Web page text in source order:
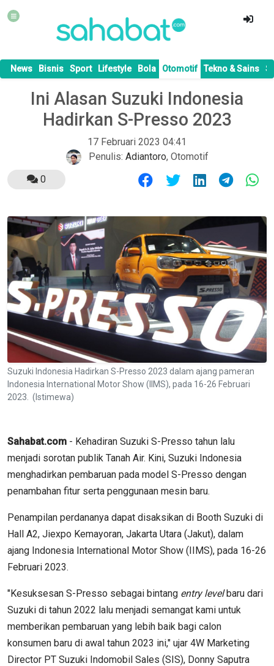
News Bisnis Sport Lifestyle Bola Otomotif Tekno & Sains
Ini Alasan Suzuki Indonesia
Hadirkan S-Presso 2023
17 Februari 2023 04:41
Penulis: Adiantoro, Otomotif
0
Suzuki Indonesia Hadirkan S-Presso 2023 dalam ajang pameran
Indonesia International Motor Show (IIMS), pada 16-26 Februari
2023. (Istimewa)
Sahabat.com - Kehadiran Suzuki S-Presso tahun lalu
menjadi sorotan publik Tanah Air. Kini, Suzuki Indonesia
menghadirkan pembaruan pada model S-Presso dengan
penambahan fitur serta penggunaan mesin baru.
Penampilan perdananya dapat disaksikan di Booth Suzuki di
Hall A2, Jiexpo Kemayoran, Jakarta Utara (Jakut), dalam
ajang Indonesia International Motor Show (IIMS), pada 16-26
Februari 2023.
"Kesuksesan S-Presso sebagai bintang entry levelbaru dari
Suzuki di tahun 2022 lalu menjadi semangat kami untuk
memberikan pembaruan yang lebih baik bagi calon
konsumen baru di awal tahun 2023 ini," ujar 4W Marketing
Director PT Suzuki Indomobil Sales (SIS), Donny Saputra